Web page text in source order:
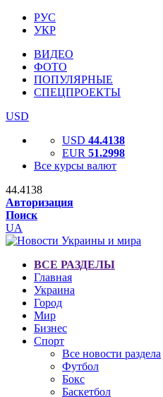
РУС
УКР
ВИДЕО
ФОТО
ПОПУЛЯРНЫЕ
СПЕЦПРОЕКТЫ
USD
USD 44.4138
EUR 51.2998
Все курсы валют
44.4138
Авторизация
Поиск
UA
ВСЕ РАЗДЕЛЫ
Главная
Украина
Город
Мир
Бизнес
Спорт
Все новости раздела
Футбол
Бокс
Баскетбол